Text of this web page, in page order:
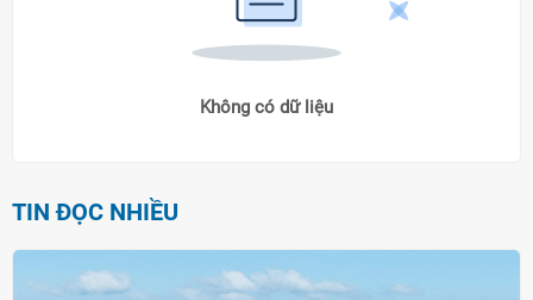
Không có dữ liệu
TIN ĐỌC NHIỀU